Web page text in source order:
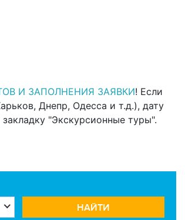
И ЗАПОЛНЕНИЯ ЗАЯВКИ! Если
Днепр, Одесса и т.д.), дату
"Экскурсионные туры".
НАЙТИ